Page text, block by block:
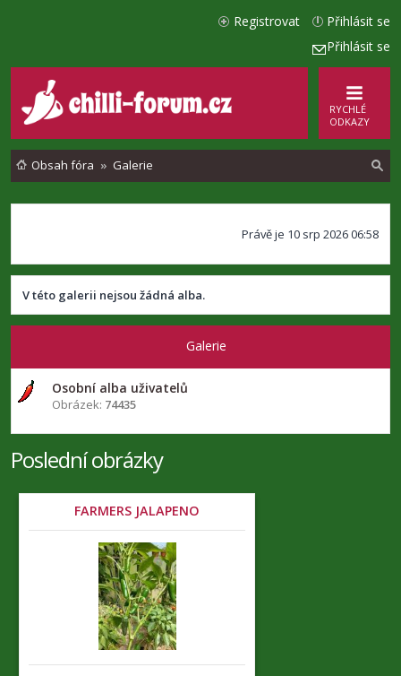
Přihlásit se
Přihlásit se
Registrovat
RYCHLÉ
ODKAZY
Obsah fóra Galerie
d
t
Právě je 10 srp 2026 06:58
V této galerii nejsou žádná alba.
Galerie
Osobní alba uživatelů
Obrázek: 74435
Poslední obrázky
FARMERS JALAPENO